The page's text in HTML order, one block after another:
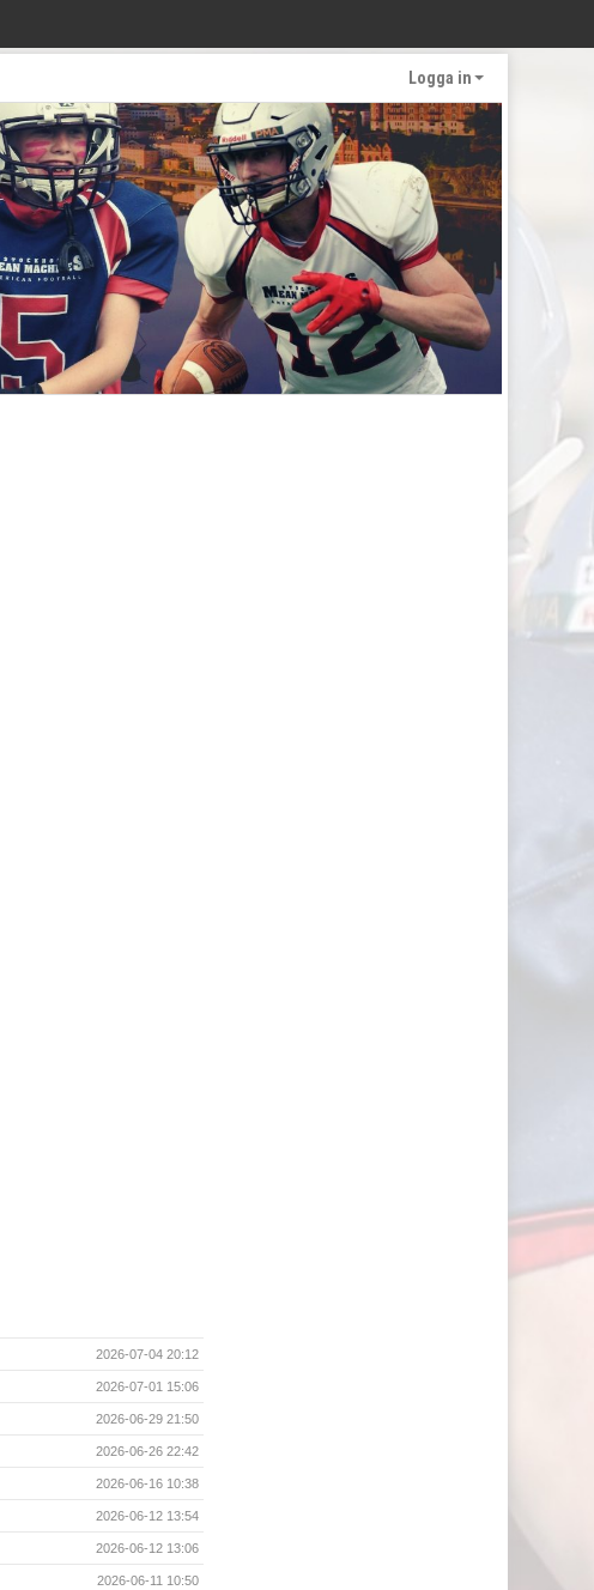
Logga in
2026-07-04 20:12
2026-07-01 15:06
2026-06-29 21:50
2026-06-26 22:42
2026-06-16 10:38
2026-06-12 13:54
2026-06-12 13:06
2026-06-11 10:50